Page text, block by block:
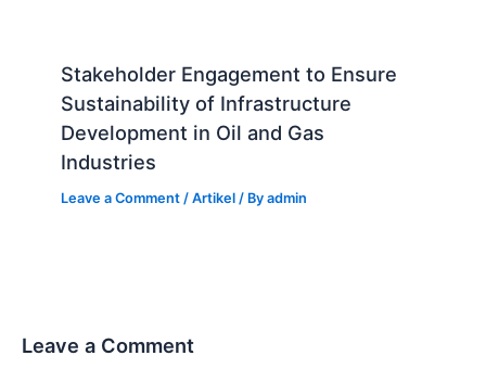
Stakeholder Engagement to Ensure
Sustainability of Infrastructure
Development in Oil and Gas
Industries
Leave a Comment /Artikel / Byadmin
Leave a Comment